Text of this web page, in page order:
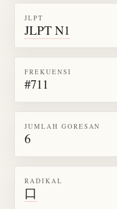
JLPT
JLPT N1
FREKUENSI
#711
JUMLAH GORESAN
6
RADIKAL
口